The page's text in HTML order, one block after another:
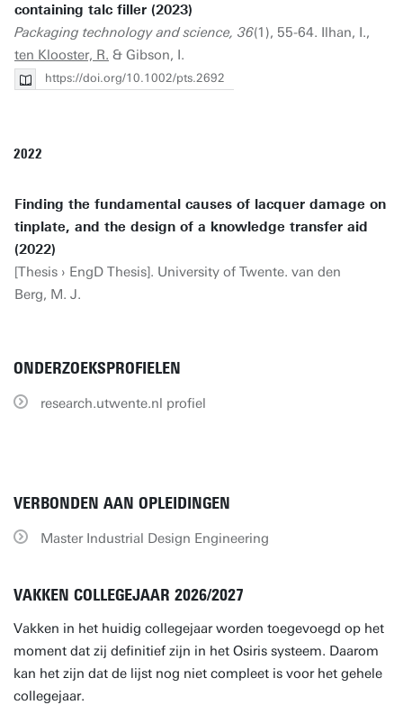
containing talc filler (2023)
Packaging technology and science, 36(1), 55-64. Ilhan, I.,
ten Klooster, R. & Gibson, I.
https://doi.org/10.1002/pts.2692
2022
Finding the fundamental causes of lacquer damage on
tinplate, and the design of a knowledge transfer aid
(2022)
[Thesis › EngD Thesis]. University of Twente. van den
Berg, M. J.
ONDERZOEKSPROFIELEN
research.utwente.nl profiel
VERBONDEN AAN OPLEIDINGEN
Master Industrial Design Engineering
VAKKEN COLLEGEJAAR 2026/2027
Vakken in het huidig collegejaar worden toegevoegd op het
moment dat zij definitief zijn in het Osiris systeem. Daarom
kan het zijn dat de lijst nog niet compleet is voor het gehele
collegejaar.